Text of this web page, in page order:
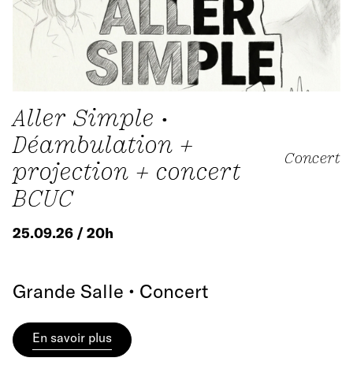
Aller Simple •
Déambulation +
projection + concert
BCUC
Concert
25.09.26 / 20h
Grande Salle • Concert
En savoir plus